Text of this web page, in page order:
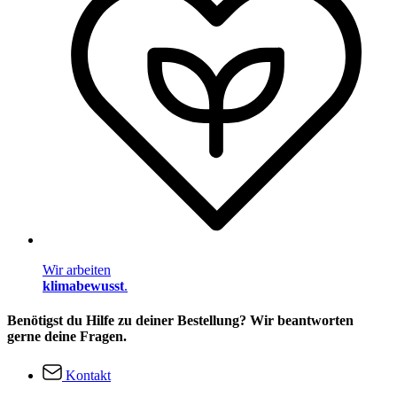
Wir arbeiten
klimabewusst.
Benötigst du Hilfe zu deiner Bestellung? Wir beantworten
gerne deine Fragen.
Kontakt